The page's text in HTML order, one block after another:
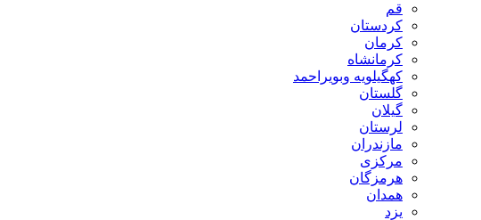
قم
کردستان
کرمان
کرمانشاه
کهگیلویه وبویراحمد
گلستان
گیلان
لرستان
مازندران
مرکزی
هرمزگان
همدان
یزد